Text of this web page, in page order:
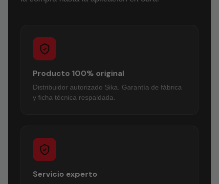
Producto 100% original
Distribuidor autorizado Sika. Garantía de fábrica
y ficha técnica respaldada.
Servicio experto